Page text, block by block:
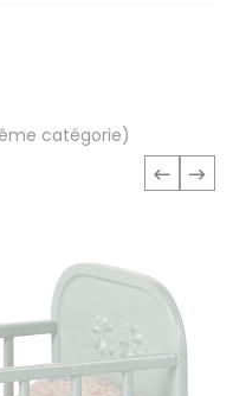
catégorie)